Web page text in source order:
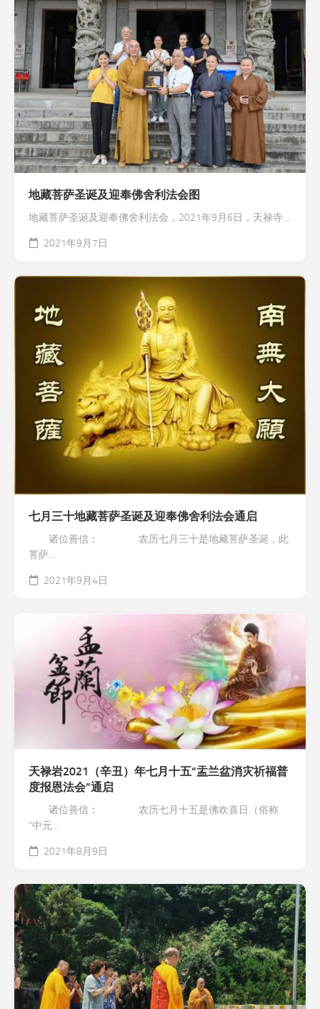
地藏菩萨圣诞及迎奉佛舍利法会图
地藏菩萨圣诞及迎奉佛舍利法会，2021年9月6日，天禄寺...
2021年9月7日
七月三十地藏菩萨圣诞及迎奉佛舍利法会通启
诸位善信： 农历七月三十是地藏菩萨圣诞，此
菩萨...
2021年9月4日
天禄岩2021（辛丑）年七月十五“盂兰盆消灾祈福普
度报恩法会”通启
诸位善信： 农历七月十五是佛欢喜日（俗称
“中元...
2021年8月9日